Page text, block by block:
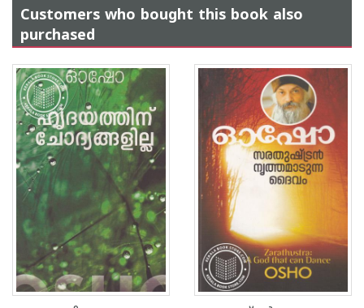
Customers who bought this book also
purchased